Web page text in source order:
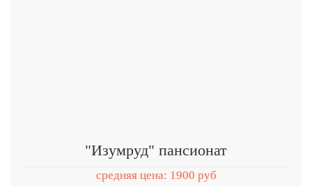
"Изумруд" пансионат
средняя цена: 1900 руб